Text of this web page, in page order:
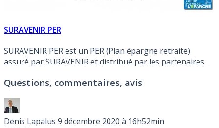
SURAVENIR PER
SURAVENIR PER est un PER (Plan épargne retraite)
assuré par SURAVENIR et distribué par les partenaires
Questions, commentaires, avis
Denis Lapalus 9 décembre 2020 à 16h52min